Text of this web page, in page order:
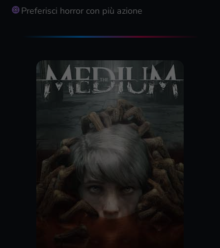
Preferisci horror con più azione